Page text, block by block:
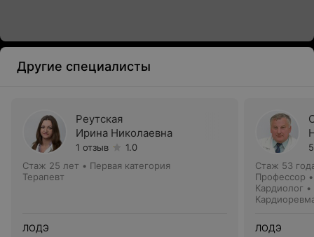
Другие специалисты
Реутская
Ирина Николаевна
1 отзыв
1.0
Стаж 25 лет • Первая категория
Терапевт
ЛОДЭ
Стаж 53
Профессор
Кардиолог
ЛОДЭ